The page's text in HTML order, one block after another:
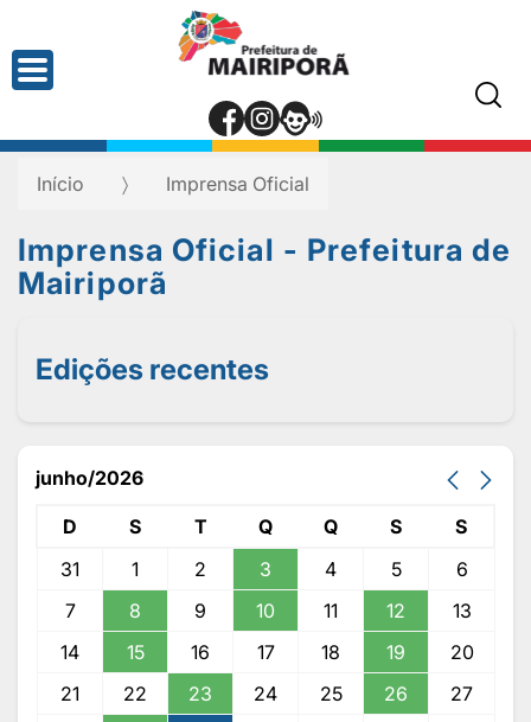
Início Imprensa Oficial
Imprensa Oficial - Prefeitura de
Mairiporã
Edições recentes
junho/2026
D S T Q Q S
S
31
1 2 3 4 5
6
7
8 9 10 11 12
13
14
15 16 17 18 19
20
21
22 23 24 25 26
27